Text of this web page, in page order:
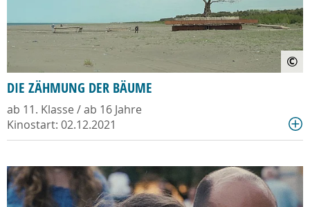
©
DIE ZÄHMUNG DER BÄUME
ab 11. Klasse / ab 16 Jahre
Kinostart: 02.12.2021